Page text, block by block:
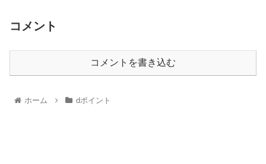
コメント
コメントを書き込む
ホーム dポイント